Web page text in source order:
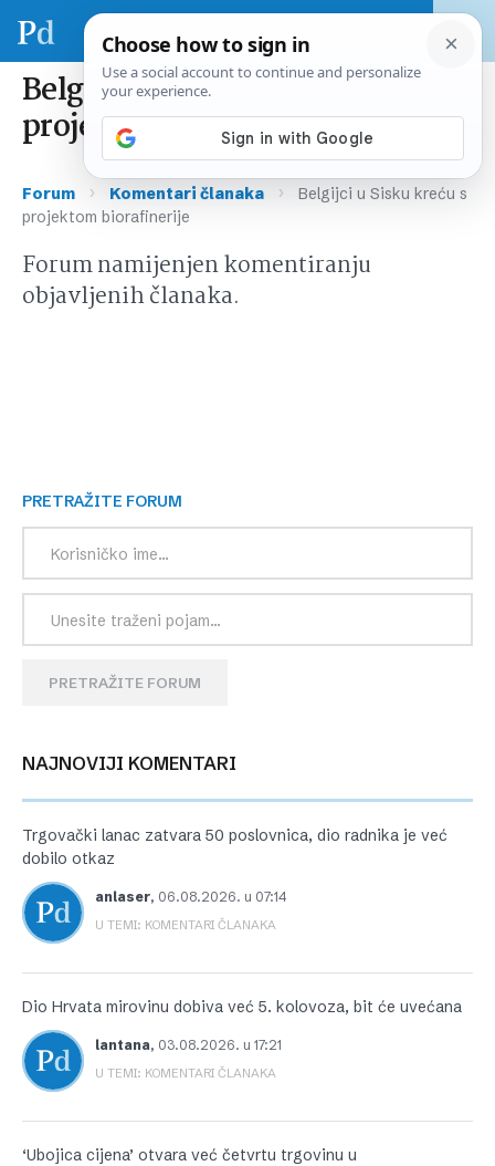
Belgijci u Sisku kreću s
projektom biorafinerije
Forum › Komentari članaka ›
Belgijci u Sisku kreću s
projektom biorafinerije
Forum namijenjen komentiranju
objavljenih članaka.
PRETRAŽITE FORUM
PRETRAŽITE FORUM
NAJNOVIJI KOMENTARI
Trgovački lanac zatvara 50 poslovnica, dio radnika je već
dobilo otkaz
anlaser, 06.08.2026. u 07:14
U TEMI: KOMENTARI ČLANAKA
Dio Hrvata mirovinu dobiva već 5. kolovoza, bit će uvećana
lantana, 03.08.2026. u 17:21
U TEMI: KOMENTARI ČLANAKA
‘Ubojica cijena’ otvara već četvrtu trgovinu u